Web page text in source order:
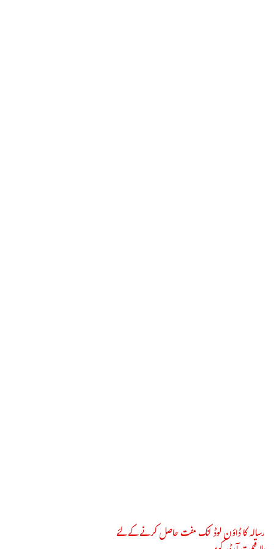
رسالہ کا ڈاؤن لوڈ لنک مفت حاصل کرنے کے لئے